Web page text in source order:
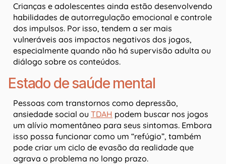
Crianças e adolescentes ainda estão desenvolvendo
habilidades de autorregulação emocional e controle
dos impulsos. Por isso, tendem a ser mais
vulneráveis aos impactos negativos dos jogos,
especialmente quando não há supervisão adulta ou
diálogo sobre os conteúdos.
Estado de saúde mental
Pessoas com transtornos como depressão,
ansiedade social ou TDAH podem buscar nos jogos
um alívio momentâneo para seus sintomas. Embora
isso possa funcionar como um “refúgio”, também
pode criar um ciclo de evasão da realidade que
agrava o problema no longo prazo.